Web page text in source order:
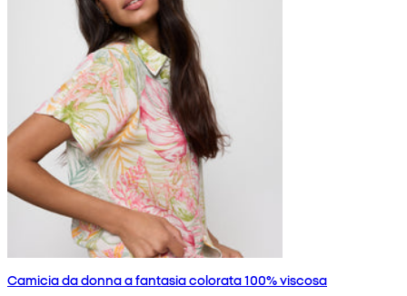
Camicia da donna a fantasia colorata 100% viscosa